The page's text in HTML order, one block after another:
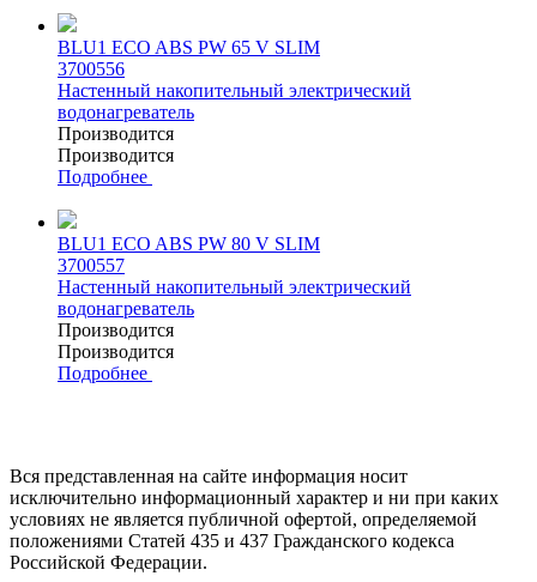
BLU1 ECO ABS PW 65 V SLIM
3700556
Настенный накопительный электрический
водонагреватель
Производится
Производится
Подробнее
BLU1 ECO ABS PW 80 V SLIM
3700557
Настенный накопительный электрический
водонагреватель
Производится
Производится
Подробнее
Вся представленная на сайте информация носит
исключительно информационный характер и ни при каких
условиях не является публичной офертой, определяемой
положениями Статей 435 и 437 Гражданского кодекса
Российской Федерации.